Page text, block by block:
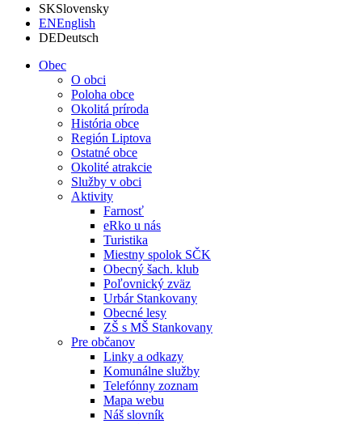
SKSlovensky
ENEnglish
DEDeutsch
Obec
O obci
Poloha obce
Okolitá príroda
História obce
Región Liptova
Ostatné obce
Okolité atrakcie
Služby v obci
Aktivity
Farnosť
eRko u nás
Turistika
Miestny spolok SČK
Obecný šach. klub
Poľovnický zväz
Urbár Stankovany
Obecné lesy
ZŠ s MŠ Stankovany
Pre občanov
Linky a odkazy
Komunálne služby
Telefónny zoznam
Mapa webu
Náš slovník